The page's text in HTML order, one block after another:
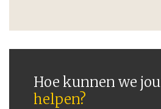
Hoe kunnen we jou
helpen?